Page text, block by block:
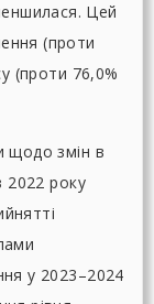
Цей
(проти
(проти 76,0%
щодо змін в
2022 року
у 2023–2024